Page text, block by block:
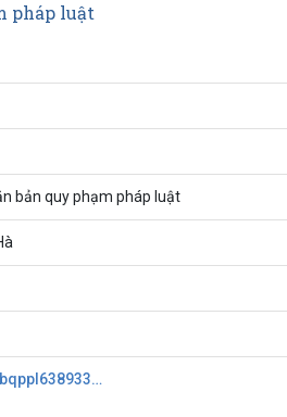
pháp luật
bản quy phạm pháp luật
luat-ban-hanh-vbqppl638933526448999426.pdf